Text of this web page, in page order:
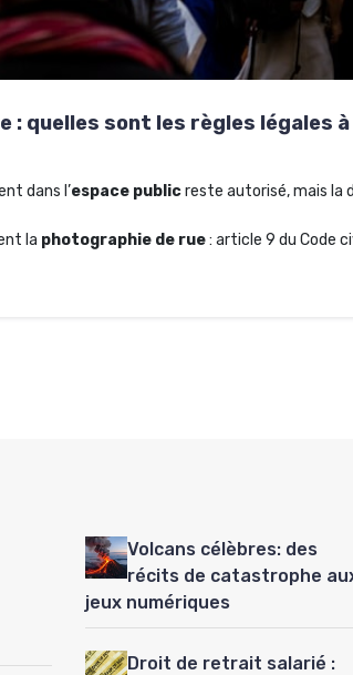
: quelles sont les règles légales
dans l’espace publicreste autorisé, mais la
la photographie de rue: article 9 du Code
Volcans célèbres: des
récits de catastrophe
jeux numériques
Droit de retrait salarié :